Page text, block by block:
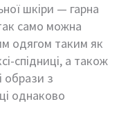
шкіри — гарна
само можна
одягом таким як
спідниці, а також
образи з
однаково